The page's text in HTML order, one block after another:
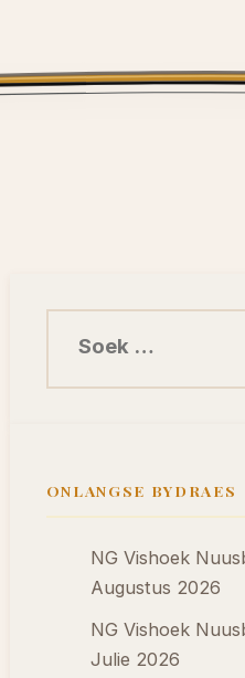
ONLANGSE BYDRAES
NG Vishoek
Augustus 2026
NG Vishoek
Julie 2026